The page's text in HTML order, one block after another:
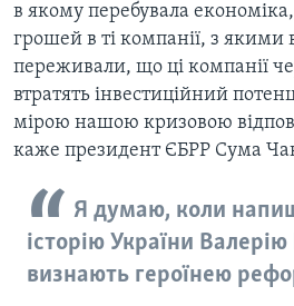
в якому перебувала
грошей в ті компанії, з
переживали, що ці компанії
втратять інвестиційний
мірою нашою кризовою
каже президент ЄБРР Сума
Я думаю, коли
історію України Валерію
визнають героїнею